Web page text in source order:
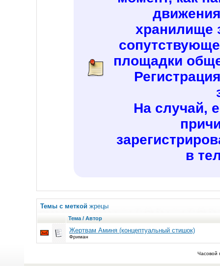
хранилище
площадки
На случай,
в
Темы с меткой жрецы
Тема / Автор
Жертвам Аминя (концептуальный стишок)
Фриман
Часовой